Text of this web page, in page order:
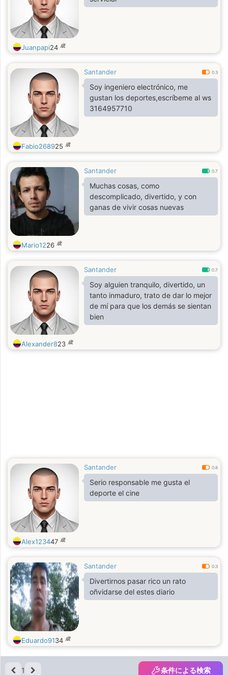
Juanpapi24 歳
Santander 0.3
Soy ingeniero electrónico, me
gustan los deportes,escríbeme al ws
3164957710
Fabio268925 歳
Santander 0.7
Muchas cosas, como
descomplicado, divertido, y con
ganas de vivir cosas nuevas
Mario1226 歳
Santander 0.7
Soy alguien tranquilo, divertido, un
tanto inmaduro, trato de dar lo mejor
de mí para que los demás se sientan
bien
Alexander823 歳
Santander 0.6
Serio responsable me gusta el
deporte el cine
Alex123447 歳
Santander 0.3
Divertirnos pasar rico un rato
oñvidarse del estes diario
Eduardo9134 歳
1 条件による検索